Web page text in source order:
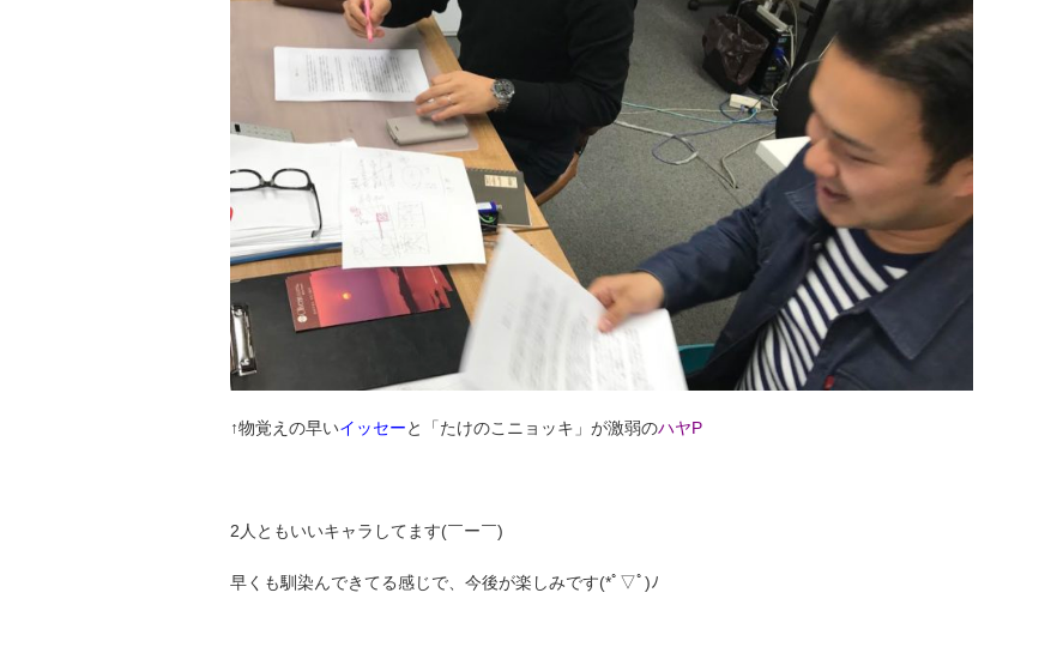
↑物覚えの早いイッセーと「たけのこニョッキ」が激弱のハヤP
2人ともいいキャラしてます(￣ー￣)
早くも馴染んできてる感じで、今後が楽しみです(*ﾟ▽ﾟ)ﾉ